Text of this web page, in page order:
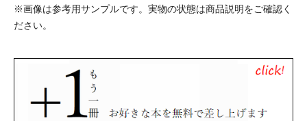
※画像は参考用サンプルです。実物の状態は商品説明をご確認く
ださい。